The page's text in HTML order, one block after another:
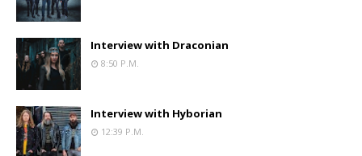
Interview with Draconian
8:50 P.m.
Interview with Hyborian
12:39 P.m.